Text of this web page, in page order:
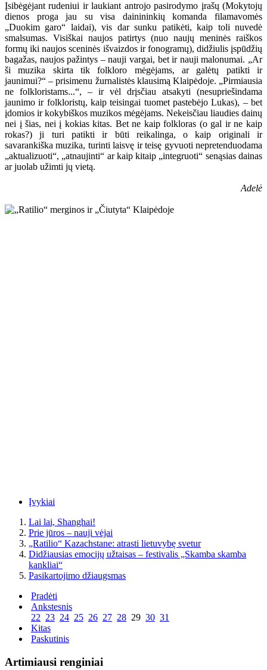
Įsibėgėjant rudeniui ir laukiant antrojo pasirodymo įrašų (Mokytojų
dienos proga jau su visa dainininkių komanda filamavomės
„Duokim garo“ laidai), vis dar sunku patikėti, kaip toli nuvedė
smalsumas. Visiškai naujos patirtys (nuo naujų meninės raiškos
formų iki naujos sceninės išvaizdos ir fonogramų), didžiulis įspūdžių
bagažas, naujos pažintys – nauji vargai, bet ir nauji malonumai. „Ar
ši muzika skirta tik folkloro mėgėjams, ar galėtų patikti ir
jaunimui?“ – prisimenu žurnalistės klausimą Klaipėdoje. „Pirmiausia
ne folkloristams...“, – ir vėl drįsčiau atsakyti (nesupriešindama
jaunimo ir folkloristų, kaip teisingai tuomet pastebėjo Lukas), – bet
įdomios ir kokybiškos muzikos mėgėjams. Nekeisčiau liaudies dainų
nei į šias, nei į kokias kitas. Bet ne kaip folkloras (o gal ir ne kaip
rokas?) ji turi patikti ir būti reikalinga, o kaip originali ir
savarankiška muzika, turinti laisvę ir teisę gyvuoti nepretenduodama
„aktualizuoti“, „atnaujinti“ ar kaip kitaip „integruoti“ senąsias dainas
ar juolab užimti jų vietą.
Adelė
Įvykiai
Lai lai, Shanghai!
Prie jūros – nauji vėjai
„Ratilio“ Kazachstane: atrasti lietuvybę svetur
Didžiausias emocijų užtaisas – festivalis „Skamba skamba
kankliai“
Pasikartojimo džiaugsmas
Pradėti
Ankstesnis
22 23 24 25 26 27 28 29 30 31
Kitas
Paskutinis
Artimiausi renginiai